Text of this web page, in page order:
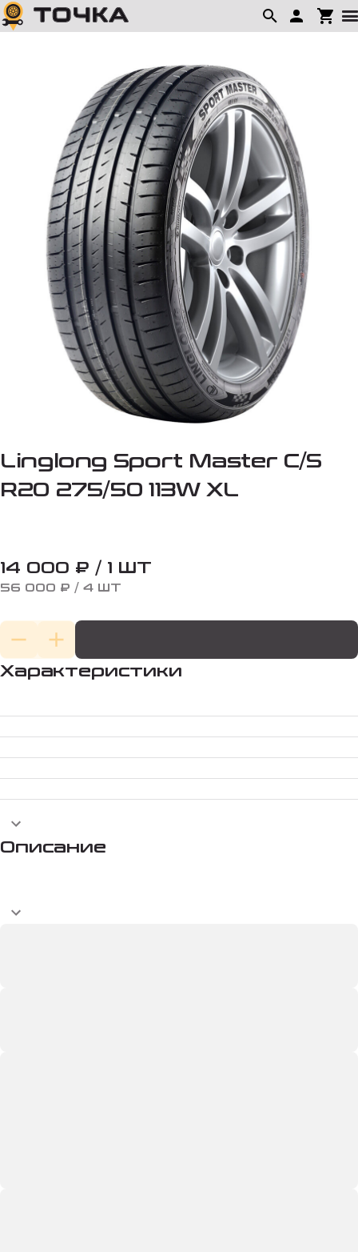
Linglong Sport Master C/S
R20 275/50 113W XL
14 000 ₽ / 1 ШТ
56 000 ₽ / 4 ШТ
Характеристики
Описание